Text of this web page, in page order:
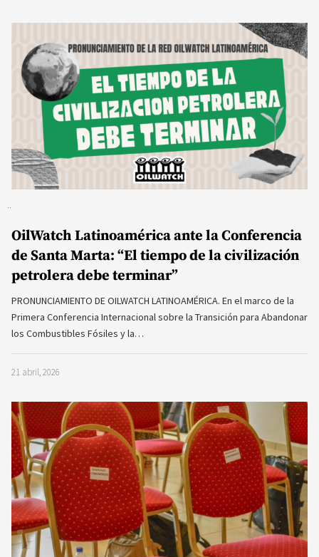
OilWatch Latinoamérica ante la Conferencia
de Santa Marta: “El tiempo de la civilización
petrolera debe terminar”
PRONUNCIAMIENTO DE OILWATCH LATINOAMÉRICA. En el marco de la
Primera Conferencia Internacional sobre la Transición para Abandonar
los Combustibles Fósiles y la…
21 abril, 2026